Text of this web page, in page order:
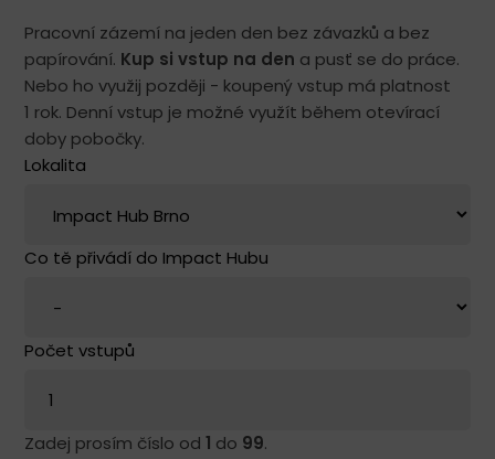
Pracovní zázemí na jeden den bez závazků a bez
papírování. Kup si vstup na den a pusť se do práce.
Nebo ho využij později - koupený vstup má platnost
1 rok. Denní vstup je možné využít během otevírací
doby pobočky.
Lokalita
Co tě přivádí do Impact Hubu
Počet vstupů
Zadej prosím číslo od1 do 99.